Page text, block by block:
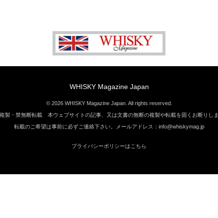
WHISKY Magazine Japan
© 2026 WHISKY Magazine Japan. All rights reserved.
製・禁無断転載 本ウェブサイトの記事、又は文書の無断の複製や転載を固くお断りし
転載のご希望は事前に必ずご連絡下さい。メールアドレス：info@whiskymag.jp
プライバシーポリシーはこちら